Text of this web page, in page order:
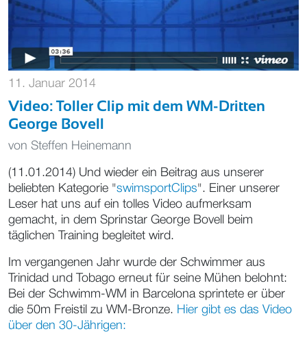
11. Januar 2014
Video: Toller Clip mit dem WM-Dritten
George Bovell
von Steffen Heinemann
(11.01.2014) Und wieder ein Beitrag aus unserer
beliebten Kategorie "swimsportClips". Einer unserer
Leser hat uns auf ein tolles Video aufmerksam
gemacht, in dem Sprinstar George Bovell beim
täglichen Training begleitet wird.
Im vergangenen Jahr wurde der Schwimmer aus
Trinidad und Tobago erneut für seine Mühen belohnt:
Bei der Schwimm-WM in Barcelona sprintete er über
die 50m Freistil zu WM-Bronze. Hier gibt es das Video
über den 30-Jährigen: